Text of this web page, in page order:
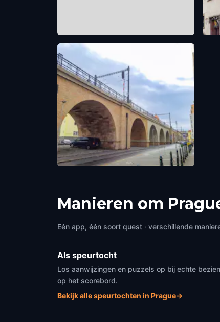
Old Town Square
Prague Czech Republic
Manieren om
Eén app, één soort quest · verschillende
Als speurtocht
Los aanwijzingen en puzzels op bij echte
op het scorebord.
Bekijk alle speurtochten in Prague→